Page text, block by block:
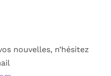
nouvelles, n’hésitez